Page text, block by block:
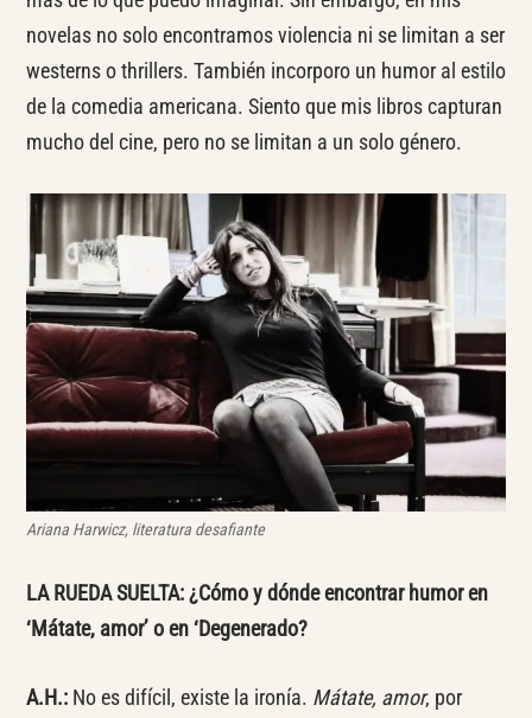
novelas no solo encontramos violencia ni se limitan a ser
westerns o thrillers. También incorporo un humor al estilo
de la comedia americana. Siento que mis libros capturan
mucho del cine, pero no se limitan a un solo género.
Ariana Harwicz, literatura desafiante
LA RUEDA SUELTA: ¿Cómo y dónde encontrar humor en
‘Mátate, amor’ o en ‘Degenerado?
A.H.: No es difícil, existe la ironía. Mátate, amor, por